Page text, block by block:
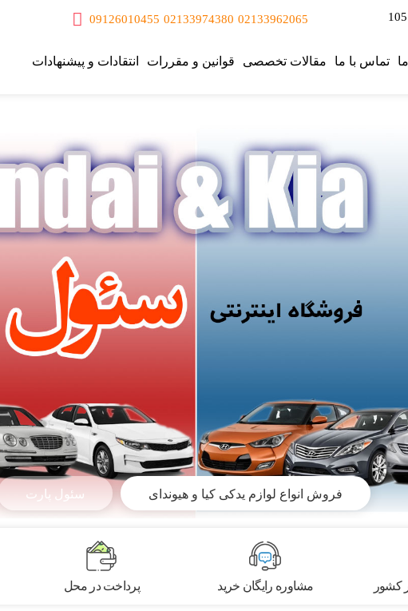
02133962065
02133974380
09126010455
تماس با ما مقالات تخصصی قوانین و مقررات انتقادات و پیشنهادات
فروش انواع لوازم یدکی کیا و هیوندای سئول پارت
کشور مشاوره رایگان خرید پرداخت در محل